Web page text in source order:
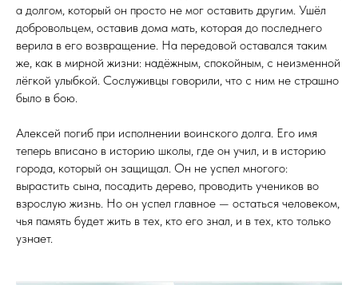
а долгом, который он просто не мог оставить другим. Ушёл
добровольцем, оставив дома мать, которая до последнего
верила в его возвращение. На передовой оставался таким
же, как в мирной жизни: надёжным, спокойным, с неизменной
лёгкой улыбкой. Сослуживцы говорили, что с ним не страшно
было в бою.
Алексей погиб при исполнении воинского долга. Его имя
теперь вписано в историю школы, где он учил, и в историю
города, который он защищал. Он не успел многого:
вырастить сына, посадить дерево, проводить учеников во
взрослую жизнь. Но он успел главное — остаться человеком,
чья память будет жить в тех, кто его знал, и в тех, кто только
узнает.